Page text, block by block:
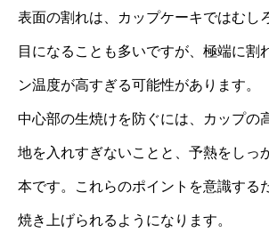
表面の割れは、カップケーキではむし
目になることも多いですが、極端に割
ン温度が高すぎる可能性があります。
中心部の生焼けを防ぐには、カップの
地を入れすぎないことと、予熱をしっ
本です。これらのポイントを意識する
焼き上げられるようになります。